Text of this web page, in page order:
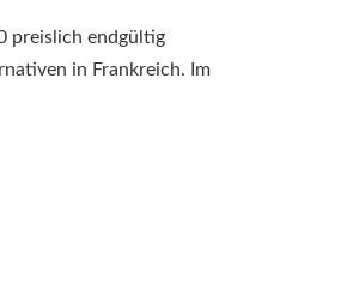
preislich endgültig
in Frankreich. Im